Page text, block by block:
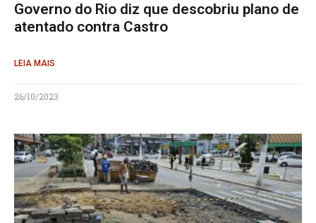
Governo do Rio diz que descobriu plano de
atentado contra Castro
LEIA MAIS
26/10/2023